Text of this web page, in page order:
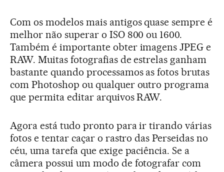
Com os modelos mais antigos quase sempre é
melhor não superar o ISO 800 ou 1600.
Também é importante obter imagens JPEG e
RAW. Muitas fotografias de estrelas ganham
bastante quando processamos as fotos brutas
com Photoshop ou qualquer outro programa
que permita editar arquivos RAW.
Agora está tudo pronto para ir tirando várias
fotos e tentar caçar o rastro das Perseidas no
céu, uma tarefa que exige paciência. Se a
câmera possui um modo de fotografar com